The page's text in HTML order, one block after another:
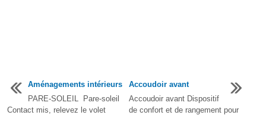
Aménagements intérieurs
PARE-SOLEIL Pare-soleil
Contact mis, relevez le volet
Accoudoir avant
Accoudoir avant Dispositif
de confort et de rangement pour